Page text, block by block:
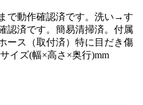
動作確認済です。洗い→す
済です。簡易清掃済。付属
ース（取付済）特に目だき傷
イズ(幅×高さ×奥行)mm